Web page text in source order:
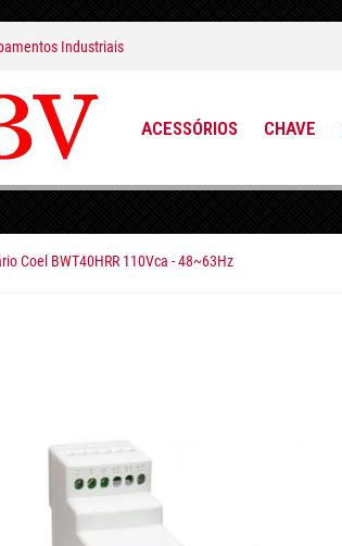
Industriais
ACESSÓRIOS CHAVE
Coel BWT40HRR 110Vca - 48~63Hz